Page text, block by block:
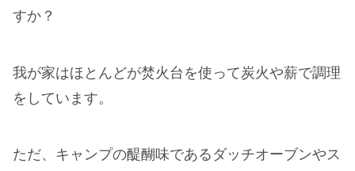
すか？
我が家はほとんどが焚火台を使って炭火や薪で調理
をしています。
ただ、キャンプの醍醐味であるダッチオーブンやス